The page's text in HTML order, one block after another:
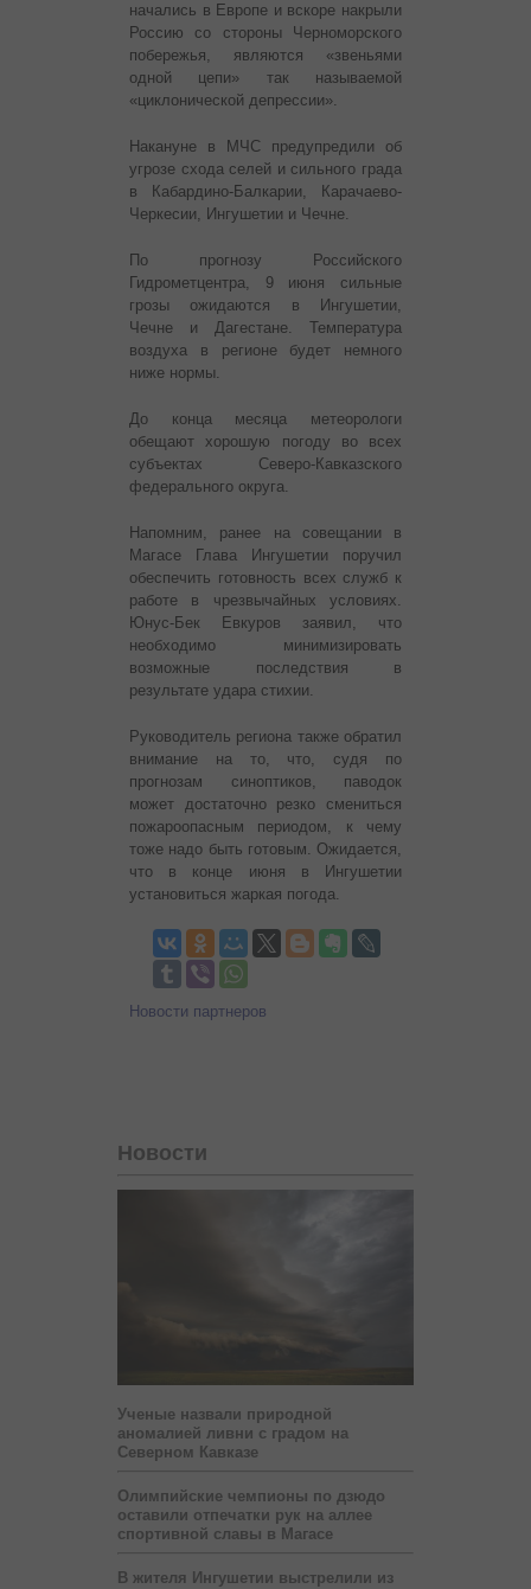
начались в Европе и вскоре накрыли
Россию со стороны Черноморского
побережья, являются «звеньями
одной цепи» так называемой
«циклонической депрессии».
Накануне в МЧС предупредили об
угрозе схода селей и сильного града
в Кабардино-Балкарии, Карачаево-
Черкесии, Ингушетии и Чечне.
По прогнозу Российского
Гидрометцентра, 9 июня сильные
грозы ожидаются в Ингушетии,
Чечне и Дагестане. Температура
воздуха в регионе будет немного
ниже нормы.
До конца месяца метеорологи
обещают хорошую погоду во всех
субъектах Северо-Кавказского
федерального округа.
Напомним, ранее на совещании в
Магасе Глава Ингушетии поручил
обеспечить готовность всех служб к
работе в чрезвычайных условиях.
Юнус-Бек Евкуров заявил, что
необходимо минимизировать
возможные последствия в
результате удара стихии.
Руководитель региона также обратил
внимание на то, что, судя по
прогнозам синоптиков, паводок
может достаточно резко смениться
пожароопасным периодом, к чему
тоже надо быть готовым. Ожидается,
что в конце июня в Ингушетии
установиться жаркая погода.
Новости партнеров
Новости
Ученые назвали природной
аномалией ливни с градом на
Северном Кавказе
Олимпийские чемпионы по дзюдо
оставили отпечатки рук на аллее
спортивной славы в Магасе
В жителя Ингушетии выстрелили из